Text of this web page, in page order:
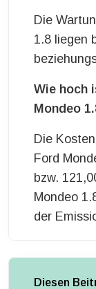
Die
1.8 liegen
Wie hoch
Mondeo
Die
Ford
bzw.
Mondeo
der
Diesen